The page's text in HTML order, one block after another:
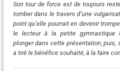
Son tour de force est de toujours
tomber dans le travers d’une
point qu’elle pourrait en devenir
le lecteur à la petite gymnastique
plonger dans cette présentation, puis,
a tiré le bénéfice souhaité, à la faire